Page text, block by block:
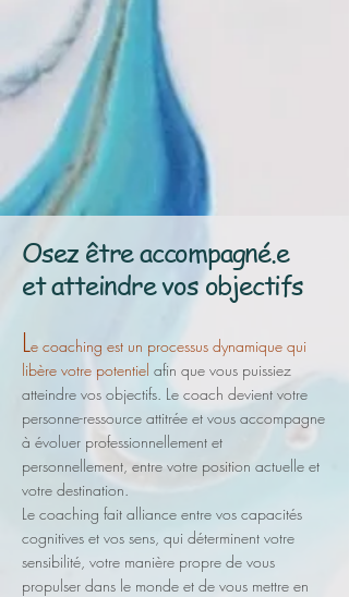
Osez être accompagné.e
et atteindre vos objectifs
Le coaching est un processus dynamique qui
libère votre potentiel afin que vous puissiez
atteindre vos objectifs. Le coach devient votre
personne-ressource attitrée et vous accompagne
à évoluer professionnellement et
personnellement, entre votre position actuelle et
votre destination.
Le coaching fait alliance entre vos capacités
cognitives et vos sens, qui déterminent votre
sensibilité, votre manière propre de vous
propulser dans le monde et de vous mettre en